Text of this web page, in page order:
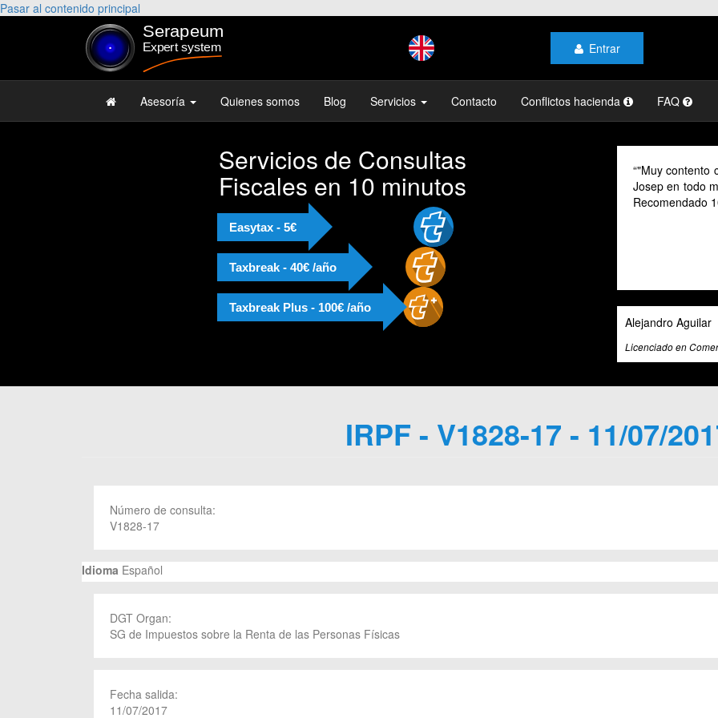
Pasar al contenido principal
Entrar
Asesoría Quienes somos Blog Servicios Contacto Conflictos hacienda FAQ
Servicios de Consultas
Fiscales en 10 minutos
Easytax - 5€
Taxbreak - 40€ /año
Taxbreak Plus - 100€ /año
"Muy contento con el
Josep en todo
Recomendado 100% "
Alejandro Aguilar
Licenciado en Comercio
IRPF - V1828-17 - 11/07/
Número de consulta:
V1828-17
Idioma Español
DGT Organ:
SG de Impuestos sobre la Renta de las Personas Físicas
Fecha salida:
11/07/2017